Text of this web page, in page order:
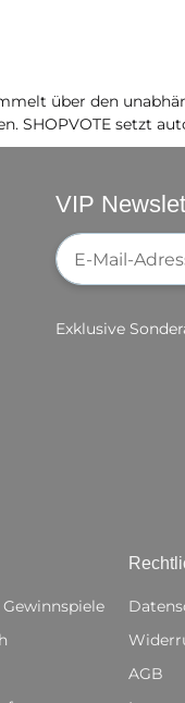
über den
SHOPVOTE setzt
VIP
Newsletter-
Exklusive
AGB